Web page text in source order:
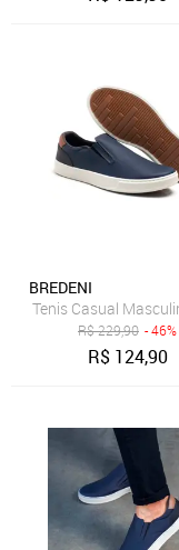
BREDENI
Tenis Casual
R$229,90 - 46%
R$ 124,90